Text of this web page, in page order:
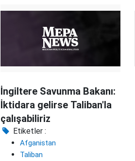
İngiltere Savunma Bakanı:
İktidara gelirse Taliban'la
çalışabiliriz
Etiketler :
Afganistan
Taliban